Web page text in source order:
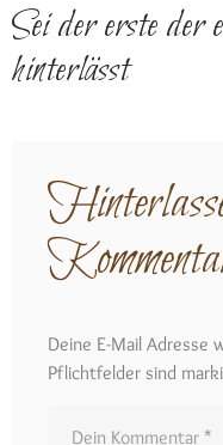
Sei der erste der
hinterlässt
Deine E-Mail Adresse
Pflichtfelder sind